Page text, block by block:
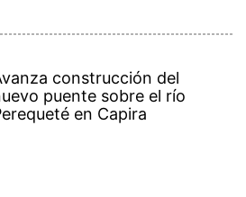
construcción del
puente sobre el río
en Capira